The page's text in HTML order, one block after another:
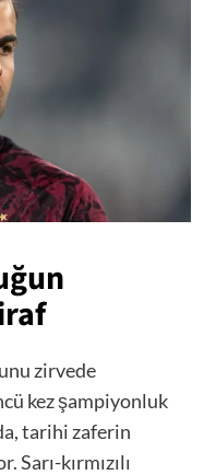
zirvede
kez şampiyonluk
tarihi zaferin
Sarı-kırmızılı